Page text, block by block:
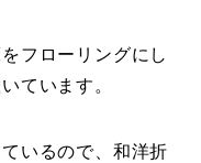
フローリングにし
ています。
いるので、和洋折